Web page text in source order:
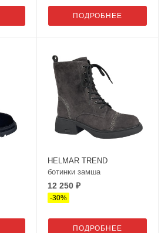
ПОДРОБНЕЕ
HELMAR TREND
ботинки замша
12 250 ₽
-30%
ПОДРОБНЕЕ